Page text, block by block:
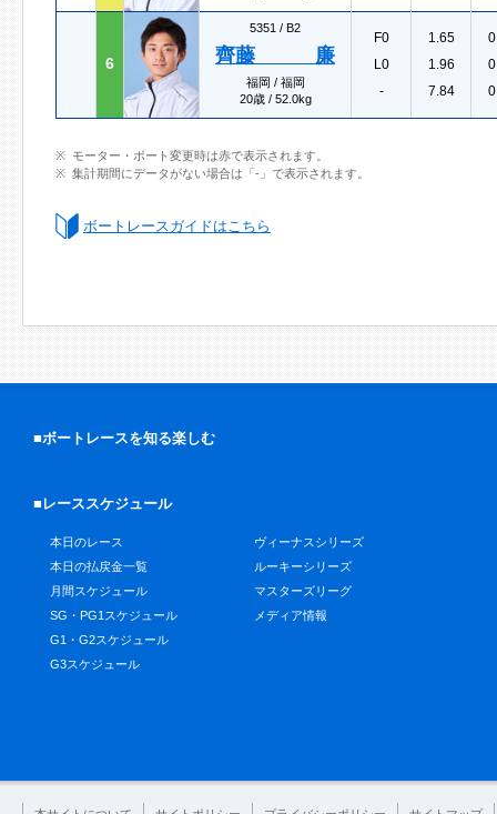
6
5351 / B2
齊藤 廉
福岡 / 福岡
20歳 / 52.0kg
F0
L0
-
1.65
1.96
7.84
モーター・ボート変更時は赤で表示されます。
集計期間にデータがない場合は「-」で表示されます。
ボートレースガイドはこちら
■ボートレースを知る楽しむ
■レーススケジュール
本日のレース
本日の払戻金一覧
月間スケジュール
SG・PG1スケジュール
G1・G2スケジュール
G3スケジュール
ヴィーナスシリーズ
ルーキーシリーズ
マスターズリーグ
メディア情報